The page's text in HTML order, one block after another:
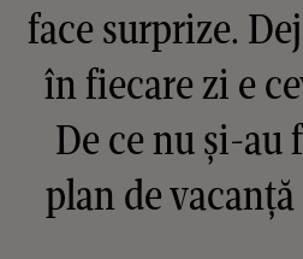
face surprize.
în fiecare zi e
De ce nu și-
plan de